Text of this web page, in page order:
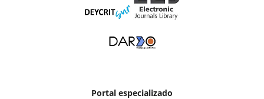
Portal especializado